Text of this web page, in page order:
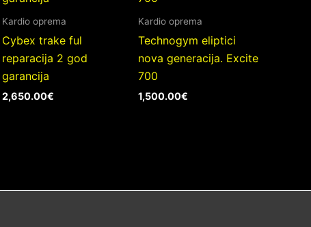
Kardio oprema
Cybex trake ful
reparacija 2 god
garancija
2,650.00€
Kardio oprema
Technogym eliptici
nova generacija. Excite
700
1,500.00€